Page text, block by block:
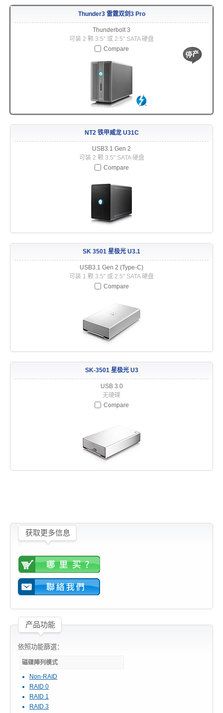
使用手冊
活动花絮
云
Thunder3 雷霆双剑3 Pro
Thunderbolt 3
可装 2 颗 3.5" 或 2.5" SATA 硬盘
Compare
NT2 铁甲威龙 U31C
USB3.1 Gen 2
可装 2 颗 3.5" SATA 硬盘
Compare
SK 3501 星极光 U3.1
USB3.1 Gen 2 (Type-C)
可装 1 颗 3.5" 或 2.5" SATA 硬盘
Compare
SK-3501 星极光 U3
USB 3.0
无硬碟
Compare
获取更多信息
产品功能
依照功能篩選：
磁碟陣列模式
Non-RAID
RAID 0
RAID 1
RAID 3